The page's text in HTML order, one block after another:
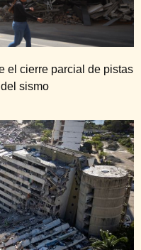
el cierre parcial de pistas
sismo